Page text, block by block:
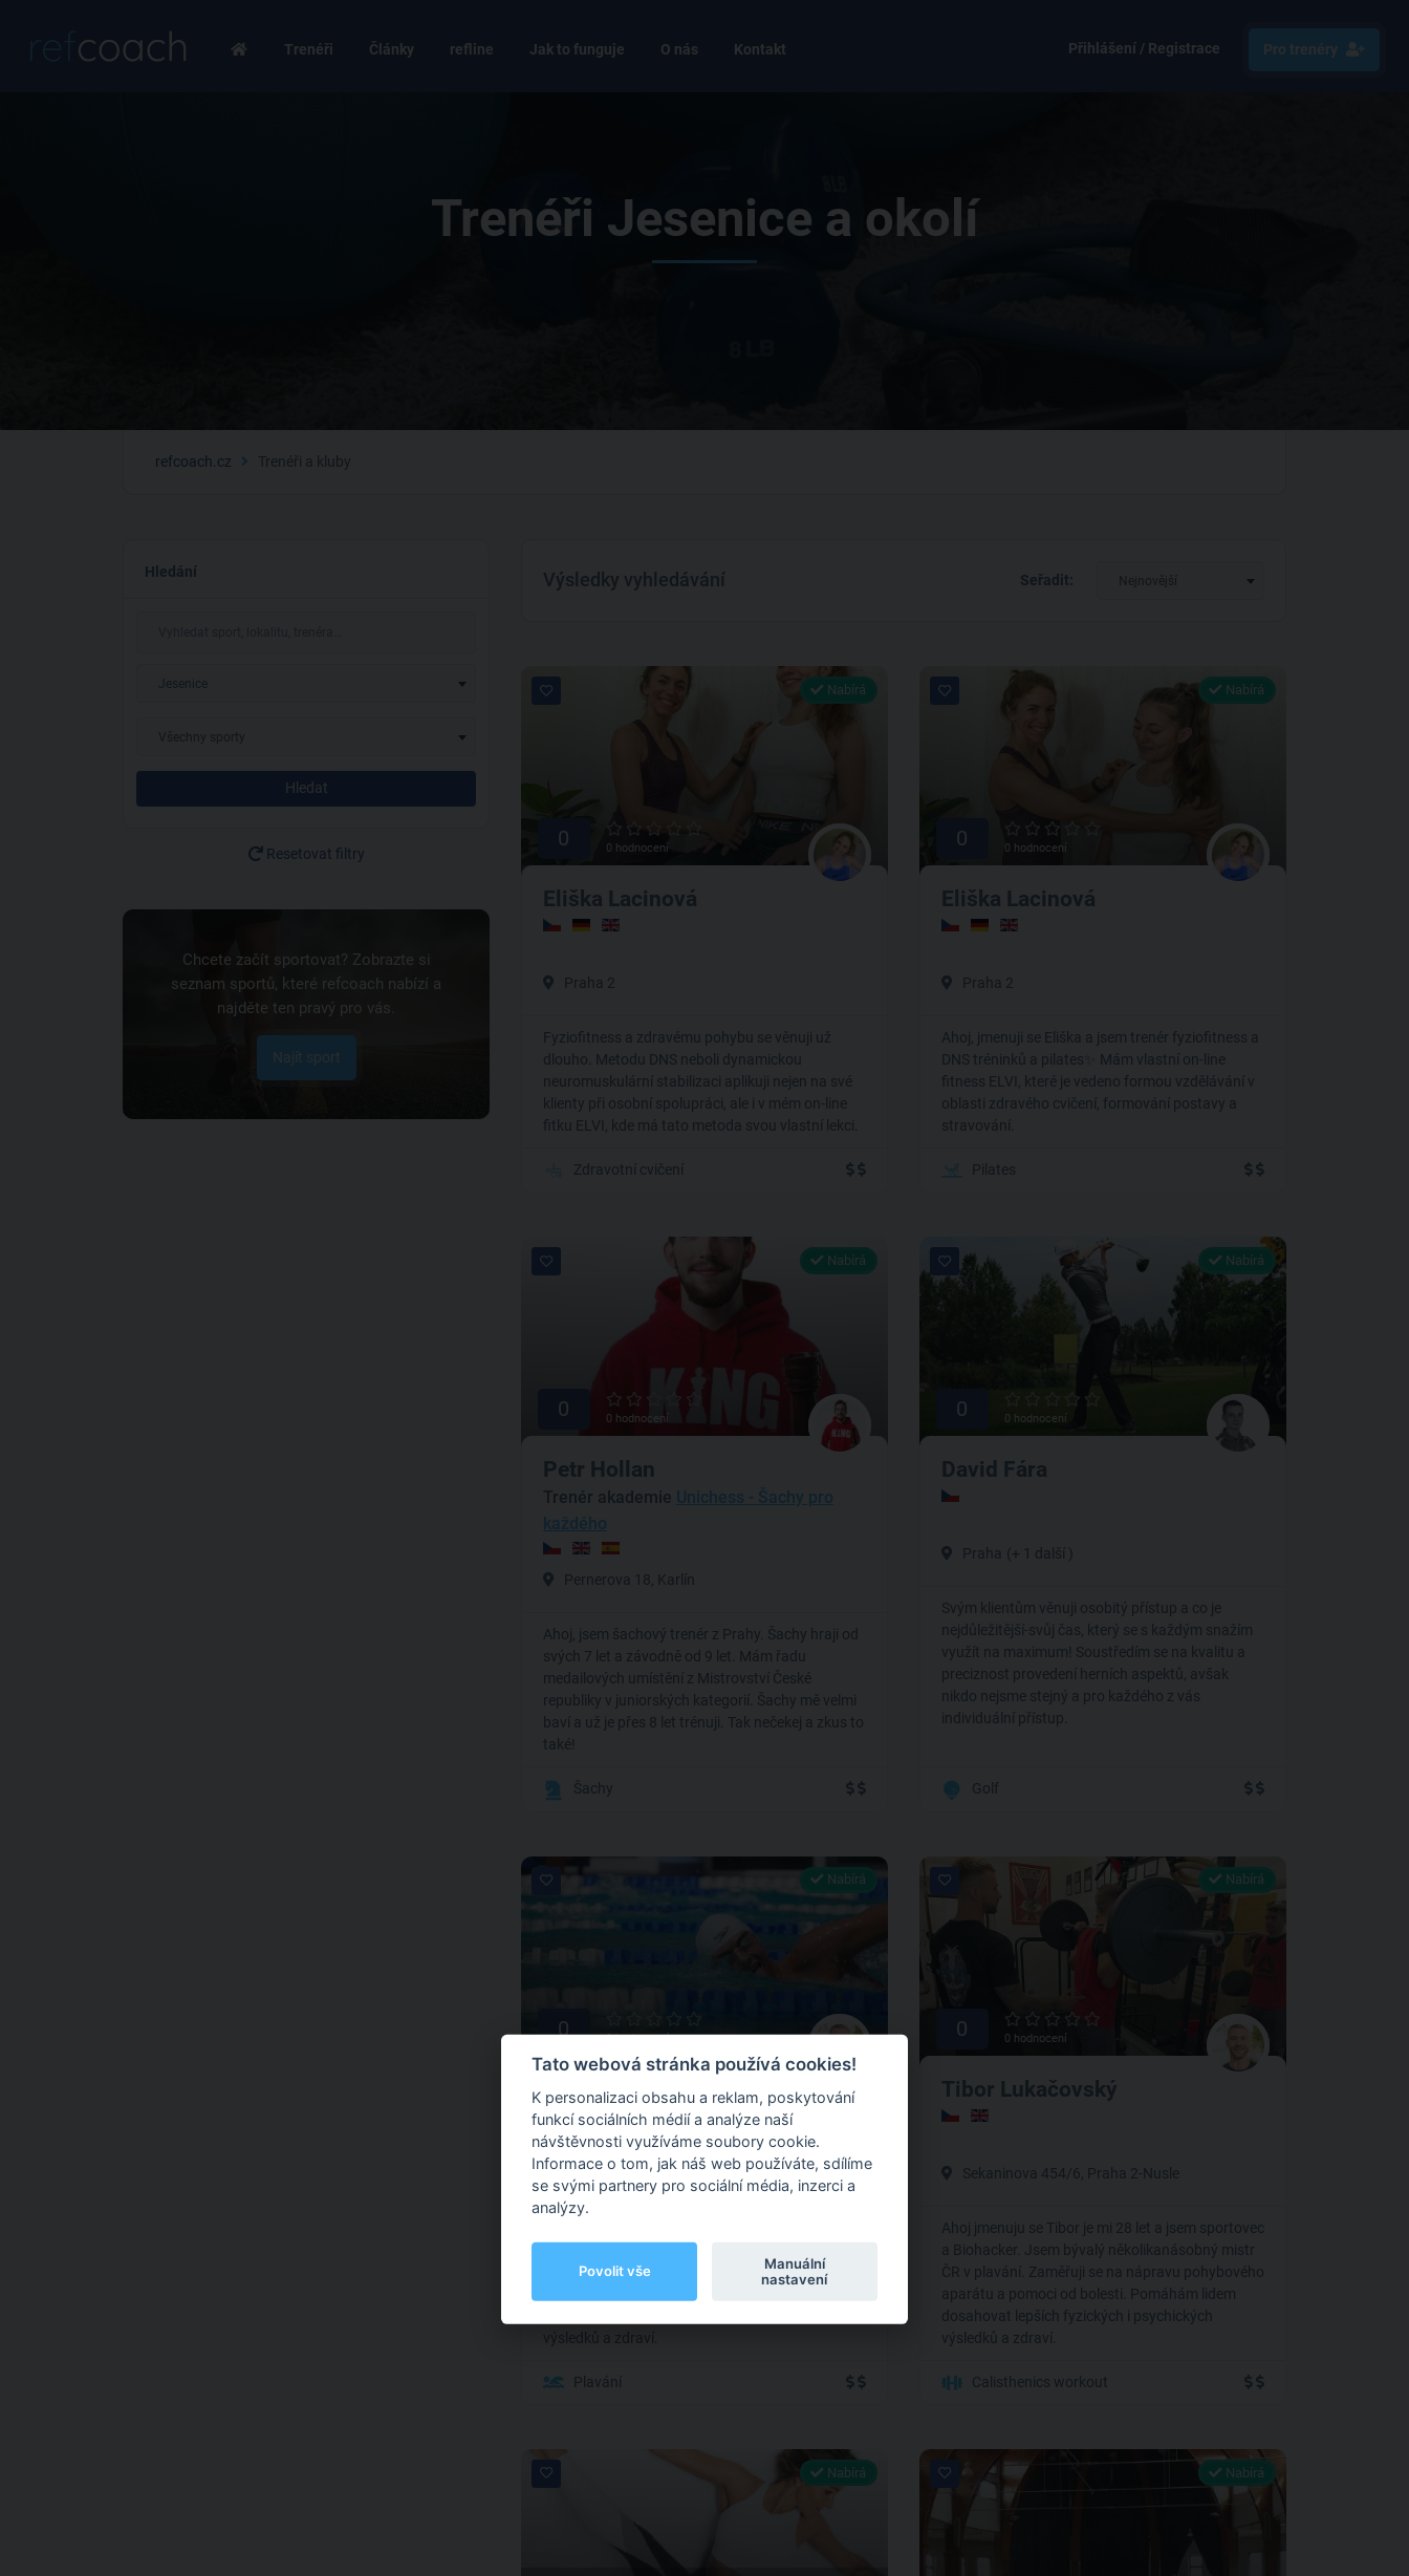
Trenéři Články refline Jak to funguje O nás Kontakt Přihlášení / Registrace Pro trenéry
Trenéři Jesenice a okolí
refcoach.cz Trenéři a kluby
Hledání
Jesenice
Všechny sporty
Hledat
Resetovat filtry
Chcete začít sportovat? Zobrazte si
seznam sportů, které refcoach nabízí a
najděte ten pravý pro vás.
Najít sport
Výsledky vyhledávání Seřadit: Nejnovější
Nabírá
0 0 hodnocení
Eliška Lacinová
Praha 2
Fyziofitness a zdravému pohybu se věnuji už
dlouho. Metodu DNS neboli dynamickou
neuromuskulární stabilizaci aplikuji nejen na své
klienty při osobní spolupráci, ale i v mém on-line
fitku ELVI, kde má tato metoda svou vlastní lekci.
Zdravotní cvičení
Nabírá
0 0 hodnocení
Eliška Lacinová
Praha 2
Ahoj, jmenuji se Eliška a jsem trenér fyziofitness a
DNS tréninků a pilates✨ Mám vlastní on-line
fitness ELVI, které je vedeno formou vzdělávání v
oblasti zdravého cvičení, formování postavy a
stravování.
Pilates
Nabírá
0 0 hodnocení
Petr Hollan
Trenér akademie Unichess - Šachy pro
každého
Pernerova 18, Karlín
Ahoj, jsem šachový trenér z Prahy. Šachy hraji od
svých 7 let a závodně od 9 let. Mám řadu
medailových umístění z Mistrovství České
republiky v juniorských kategorií. Šachy mě velmi
baví a už je přes 8 let trénuji. Tak nečekej a zkus to
také!
Šachy
Nabírá
0 0 hodnocení
David Fára
Praha (+ 1 další )
Svým klientům věnuji osobitý přístup a co je
nejdůležitější-svůj čas, který se s každým snažím
využít na maximum! Soustředím se na kvalitu a
preciznost provedení herních aspektů, avšak
nikdo nejsme stejný a pro každého z vás
individuální přístup.
Golf
Nabírá
0 0 hodnocení
Tibor Lukačovský
Podoli, Podolská, Praha 4
a Biohacker. Jsem bývalý několikanásobný mistr
ČR v plavání. Zaměřuji se na nápravu pohybového
výsledků a zdraví.
Plavání
Nabírá
0 0 hodnocení
Tibor Lukačovský
Sekaninova 454/6, Praha 2-Nusle
Ahoj jmenuju se Tibor je mi 28 let a jsem sportovec
a Biohacker. Jsem bývalý několikanásobný mistr
ČR v plavání. Zaměřuji se na nápravu pohybového
aparátu a pomoci od bolesti. Pomáhám lidem
dosahovat lepších fyzických i psychických
výsledků a zdraví.
Calisthenics workout
Nabírá Nabírá
Tato webová stránka používá cookies!
K personalizaci obsahu a reklam, poskytování
funkcí sociálních médií a analýze naší
návštěvnosti využíváme soubory cookie.
Informace o tom, jak náš web používáte, sdílíme
se svými partnery pro sociální média, inzerci a
analýzy.
Povolit vše
Manuální
nastavení